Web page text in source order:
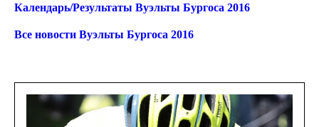
Календарь/Результаты Вуэльты Бургоса 2016
Все новости Вуэльты Бургоса 2016